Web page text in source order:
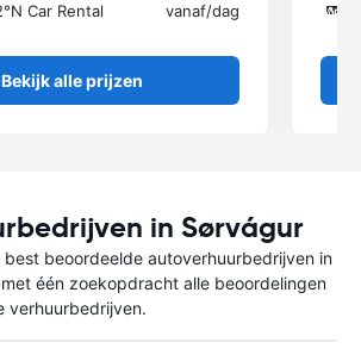
Car Rental vanaf/dag
Bekijk alle prijzen
in Sørvágur
best beoordeelde autoverhuurbedrijven in
één zoekopdracht alle beoordelingen
verhuurbedrijven.